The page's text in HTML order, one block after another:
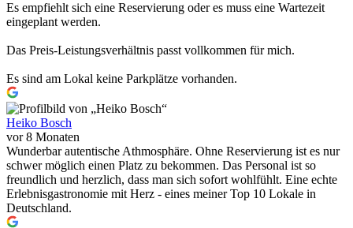
Es empfiehlt sich eine Reservierung oder es muss eine Wartezeit
eingeplant werden.
Das Preis-Leistungsverhältnis passt vollkommen für mich.
Es sind am Lokal keine Parkplätze vorhanden.
Heiko Bosch
vor 8 Monaten
Wunderbar autentische Athmosphäre. Ohne Reservierung ist es nur
schwer möglich einen Platz zu bekommen. Das Personal ist so
freundlich und herzlich, dass man sich sofort wohlfühlt. Eine echte
Erlebnisgastronomie mit Herz - eines meiner Top 10 Lokale in
Deutschland.